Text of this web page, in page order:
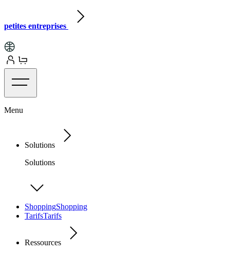
petites entreprises
Menu
Solutions
Solutions
ShoppingShopping
TarifsTarifs
Ressources